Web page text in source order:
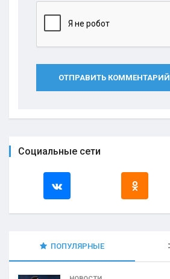
ОТПРАВИТЬ КОММЕНТАРИЙ
Социальные сети
ПОПУЛЯРНЫЕ